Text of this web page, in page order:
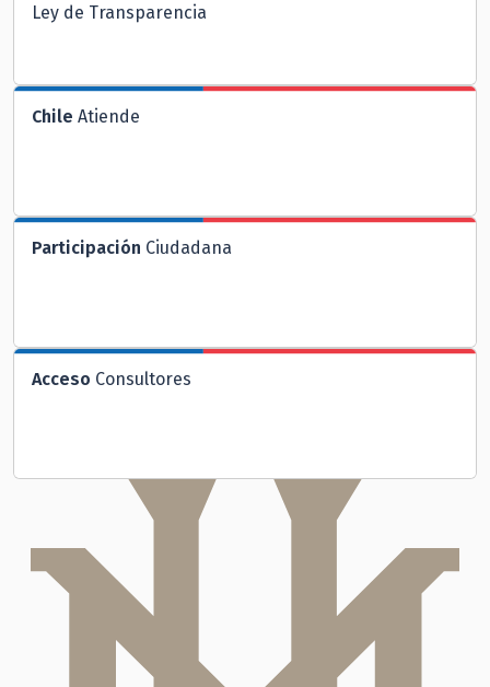
Ley de Transparencia
Chile Atiende
Participación Ciudadana
Acceso Consultores